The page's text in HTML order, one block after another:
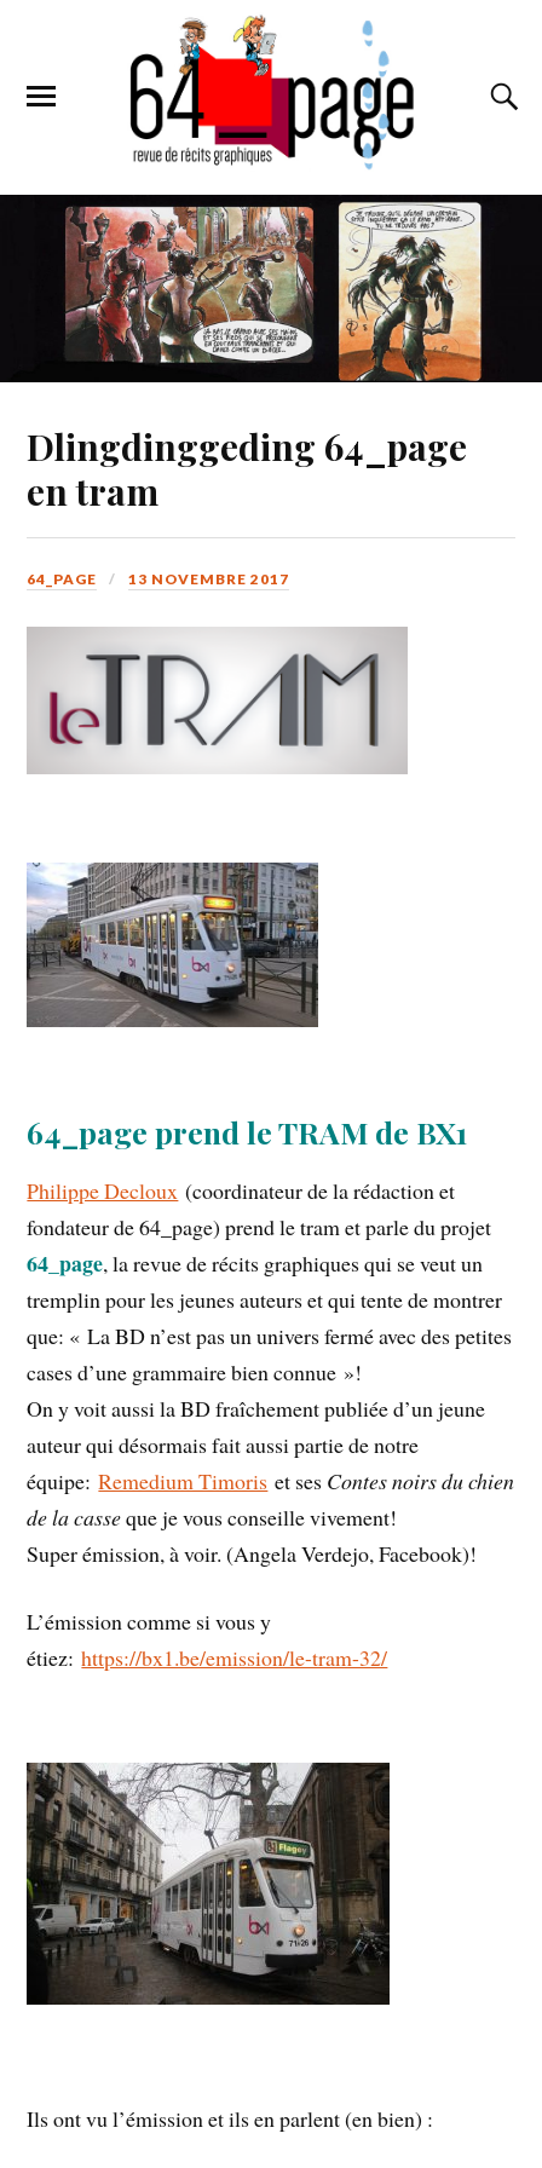
Dlingdinggeding 64_page
en tram
64_PAGE 13 NOVEMBRE 2017
64_page prend le TRAM de BX1
Philippe Decloux (coordinateur de la rédaction et
fondateur de 64_page) prend le tram et parle du projet
64_page, la revue de récits graphiques qui se veut un
tremplin pour les jeunes auteurs et qui tente de montrer
que: « La BD n’est pas un univers fermé avec des petites
cases d’une grammaire bien connue »​!
On y voit aussi la BD fraîchement publiée d’un jeune
auteur qui désormais fait aussi partie de notre
équipe:Remedium Timoris et ses Contes noirs du chien
de la casseque je vous conseille vivement!
Super émission, à voir. (Angela Verdejo, Facebook)!
L’émission comme si vous y
étiez:https://bx1.be/emission/le-tram-32/
Ils ont vu l’émission et ils en parlent (en bien) :